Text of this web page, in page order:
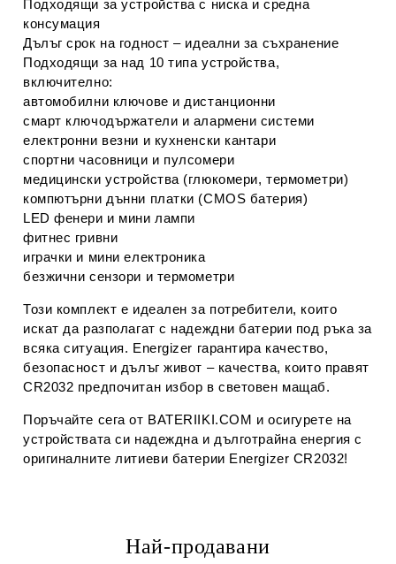
Подходящи за устройства с ниска и средна
консумация
Дълъг срок на годност – идеални за съхранение
Подходящи за над 10 типа устройства,
включително:
автомобилни ключове и дистанционни
смарт ключодържатели и алармени системи
електронни везни и кухненски кантари
спортни часовници и пулсомери
медицински устройства (глюкомери, термометри)
компютърни дънни платки (CMOS батерия)
LED фенери и мини лампи
фитнес гривни
играчки и мини електроника
безжични сензори и термометри
Този комплект е идеален за потребители, които
искат да разполагат с надеждни батерии под ръка за
всяка ситуация. Energizer гарантира качество,
безопасност и дълъг живот – качества, които правят
CR2032 предпочитан избор в световен мащаб.
Поръчайте сега от BATERIIKI.COM и осигурете на
устройствата си надеждна и дълготрайна енергия с
оригиналните литиеви батерии Energizer CR2032!
Най-продавани